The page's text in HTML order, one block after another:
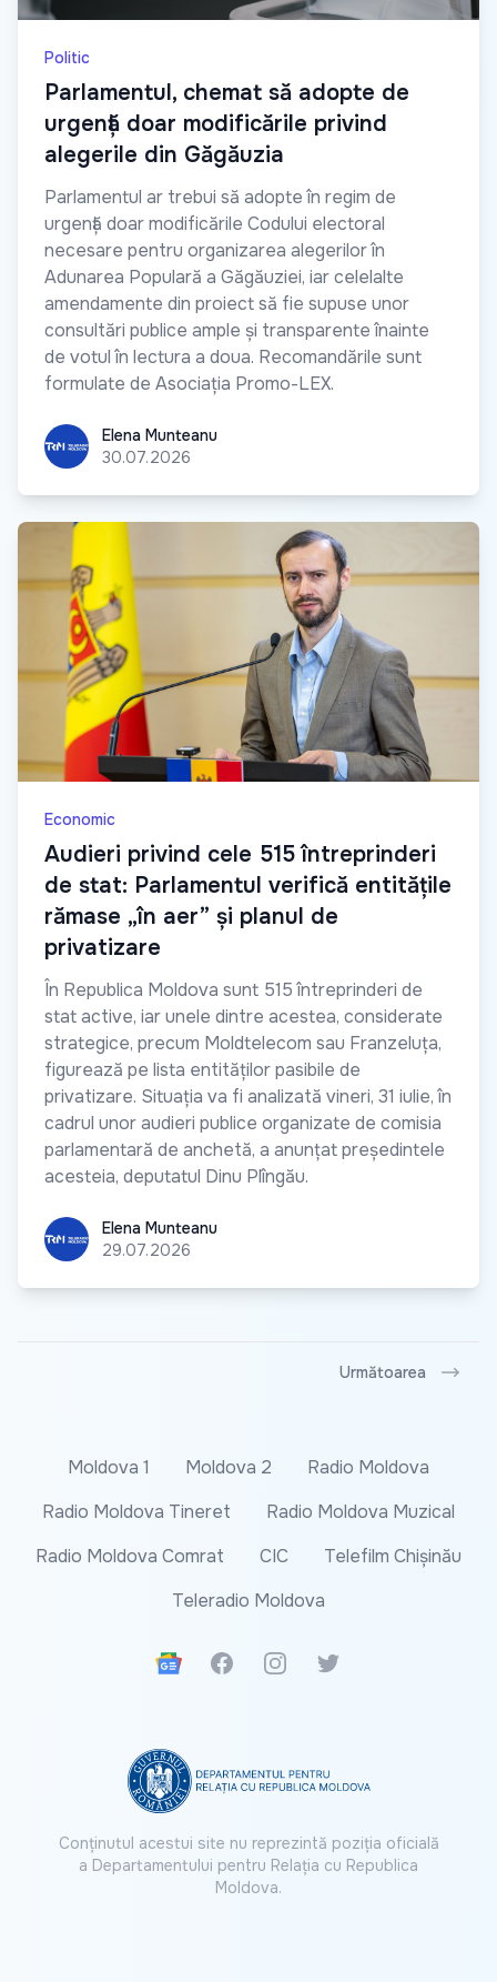
Politic
Parlamentul, chemat să adopte de
urgență doar modificările privind
alegerile din Găgăuzia
Parlamentul ar trebui să adopte în regim de
urgență doar modificările Codului electoral
necesare pentru organizarea alegerilor în
Adunarea Populară a Găgăuziei, iar celelalte
amendamente din proiect să fie supuse unor
consultări publice ample și transparente înainte
de votul în lectura a doua. Recomandările sunt
formulate de Asociația Promo-LEX.
Elena Munteanu
Elena Munteanu
30.07.2026
Economic
Audieri privind cele 515 întreprinderi
de stat: Parlamentul verifică entitățile
rămase „în aer” și planul de
privatizare
În Republica Moldova sunt 515 întreprinderi de
stat active, iar unele dintre acestea, considerate
strategice, precum Moldtelecom sau Franzeluța,
figurează pe lista entităților pasibile de
privatizare. Situația va fi analizată vineri, 31 iulie, în
cadrul unor audieri publice organizate de comisia
parlamentară de anchetă, a anunțat președintele
acesteia, deputatul Dinu Plîngău.
Elena Munteanu
Elena Munteanu
29.07.2026
Următoarea
Moldova 1 Moldova 2
Radio Moldova
Radio Moldova Tineret
Radio Moldova Muzical
Radio Moldova Comrat
CIC
Telefilm Chișinău
Teleradio Moldova
Google News
FacebookInstagramTwitter
Conținutul acestui site nu reprezintă poziția oficială
a Departamentului pentru Relația cu Republica
Moldova.